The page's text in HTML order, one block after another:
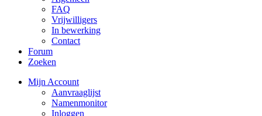
FAQ
Vrijwilligers
In bewerking
Contact
Forum
Zoeken
Mijn Account
Aanvraaglijst
Namenmonitor
Inloggen